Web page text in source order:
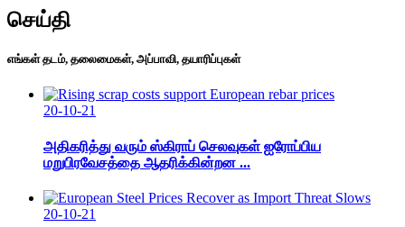
செய்தி
எங்கள் தடம், தலைமைகள், அப்பாவி, தயாரிப்புகள்
20-10-21
அதிகரித்து வரும் ஸ்கிராப் செலவுகள் ஐரோப்பிய
மறுபிரவேசத்தை ஆதரிக்கின்றன ...
20-10-21